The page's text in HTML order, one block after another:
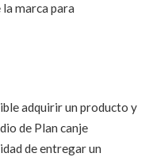
marca para
adquirir un producto y
de Plan canje
de entregar un